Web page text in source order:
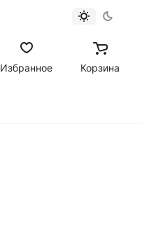
Избранное Корзина